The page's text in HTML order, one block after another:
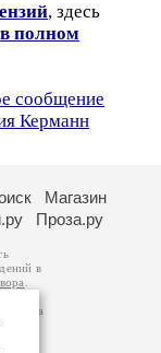
, здесь
в полном
сообщение
Керманн
Магазин
Проза.ру
в
за